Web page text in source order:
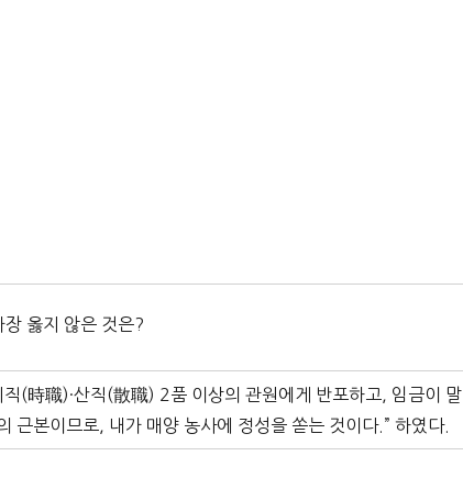
옳지 않은 것은?
(時職)·산직(散職) 2품 이상의 관원에게 반포하고, 임금이 말
근본이므로, 내가 매양 농사에 정성을 쏟는 것이다.” 하였다.